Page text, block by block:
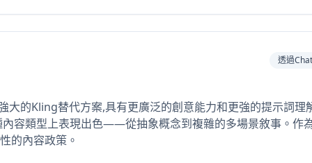
透過
大的Kling替代方案,具有更廣泛的創意能力和更強的提示詞理
容類型上表現出色——從抽象概念到複雜的多場景敘事。作
的內容政策。